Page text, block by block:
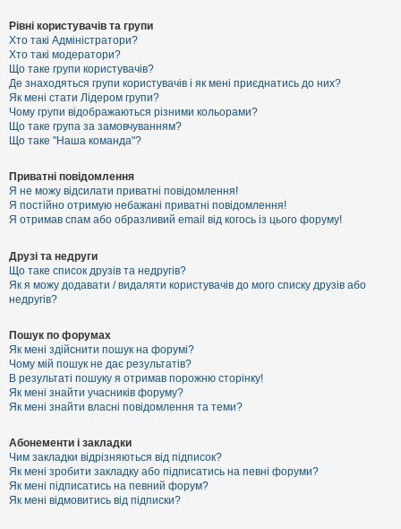
о
г
а
Рівні користувачів та групи
Хто такі Адміністратори?
Хто такі модератори?
Що таке групи користувачів?
Де знаходяться групи користувачів і як мені приєднатись до них?
Як мені стати Лідером групи?
Чому групи відображаються різними кольорами?
Що таке група за замовчуванням?
Що таке "Наша команда"?
Приватні повідомлення
Я не можу відсилати приватні повідомлення!
Я постійно отримую небажані приватні повідомлення!
Я отримав спам або образливий email від когось із цього форуму!
Друзі та недруги
Що таке список друзів та недругів?
Як я можу додавати / видаляти користувачів до мого списку друзів або
недругів?
Пошук по форумах
Як мені здійснити пошук на форумі?
Чому мій пошук не дає результатів?
В результаті пошуку я отримав порожню сторінку!
Як мені знайти учасників форуму?
Як мені знайти власні повідомлення та теми?
Абонементи і закладки
Чим закладки відрізняються від підписок?
Як мені зробити закладку або підписатись на певні форуми?
Як мені підписатись на певний форум?
Як мені відмовитись від підписки?